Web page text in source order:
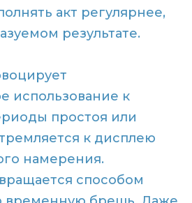
акт регулярнее,
результате.
использование к
простоя или
к дисплею
намерения.
способом